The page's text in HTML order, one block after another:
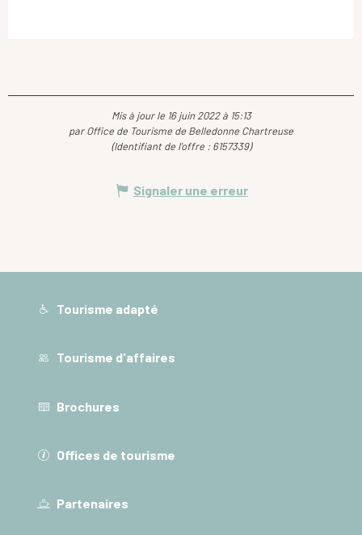
Mis à jour le 16 juin 2022 à 15:13
par Office de Tourisme de Belledonne Chartreuse
(Identifiant de l'offre : 6157339)
Signaler une erreur
Tourisme adapté
Tourisme d'affaires
Brochures
Offices de tourisme
Partenaires